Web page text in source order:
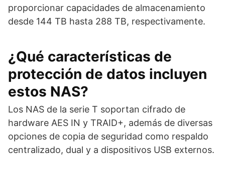
proporcionar capacidades de almacenamiento
desde 144 TB hasta 288 TB, respectivamente.
¿Qué características de
protección de datos incluyen
estos NAS?
Los NAS de la serie T soportan cifrado de
hardware AES IN y TRAID+, además de diversas
opciones de copia de seguridad como respaldo
centralizado, dual y a dispositivos USB externos.